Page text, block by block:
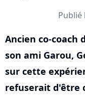
Publié
Ancien co-coach
son ami Garou,
sur cette
refuserait d'être